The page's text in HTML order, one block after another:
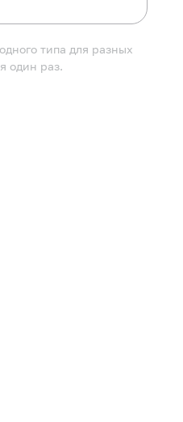
типа для разных
один раз.